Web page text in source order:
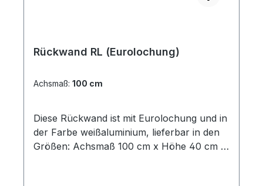
Rückwand RL (Eurolochung)
Achsmaß: 100 cm
Diese Rückwand ist mit Eurolochung und in
der Farbe weißaluminium, lieferbar in den
Größen: Achsmaß 100 cm x Höhe 40 cm